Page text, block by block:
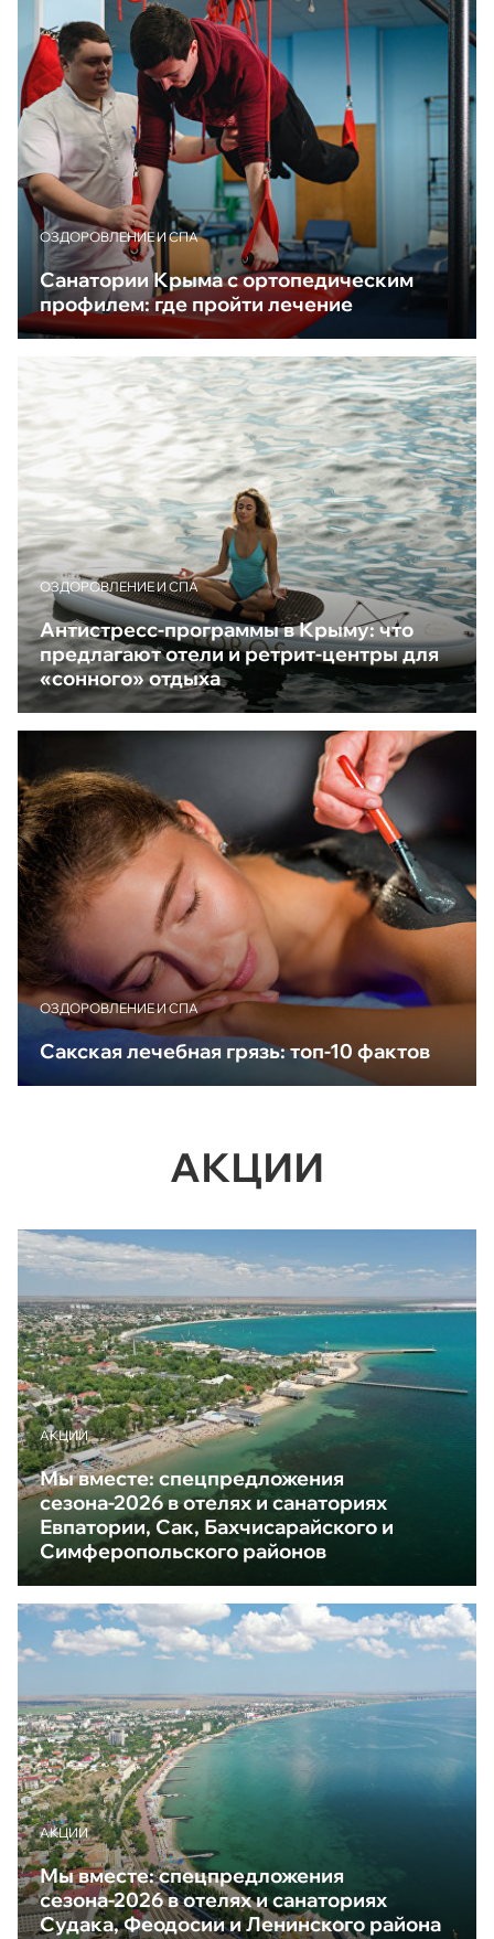
ОЗДОРОВЛЕНИЕ И СПА
Санатории Крыма с ортопедическим
профилем: где пройти лечение
ОЗДОРОВЛЕНИЕ И СПА
Антистресс-программы в Крыму: что
предлагают отели и ретрит-центры для
«сонного» отдыха
ОЗДОРОВЛЕНИЕ И СПА
Сакская лечебная грязь: топ-10 фактов
АКЦИИ
АКЦИИ
Мы вместе: спецпредложения
сезона-2026 в отелях и санаториях
Евпатории, Сак, Бахчисарайского и
Симферопольского районов
АКЦИИ
Мы вместе: спецпредложения
сезона-2026 в отелях и санаториях
Судака, Феодосии и Ленинского района